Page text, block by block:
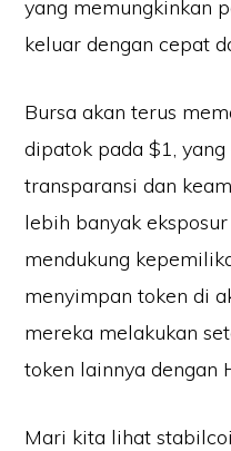
yang memungkinkan
keluar dengan cepat
Bursa akan terus
dipatok pada $1,
transparansi dan
lebih banyak
mendukung
menyimpan token di
mereka melakukan
token lainnya dengan
Mari kita lihat